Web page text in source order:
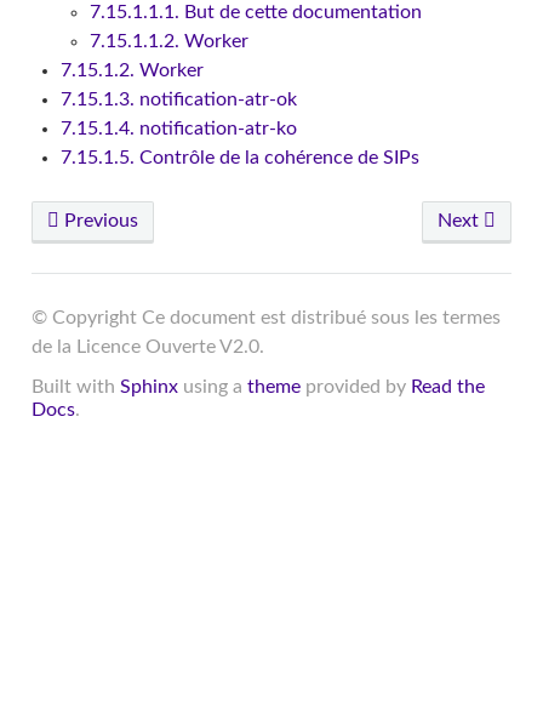
7.15.1.1.1. But de cette documentation
7.15.1.1.2. Worker
7.15.1.2. Worker
7.15.1.3. notification-atr-ok
7.15.1.4. notification-atr-ko
7.15.1.5. Contrôle de la cohérence de SIPs
Previous Next
© Copyright Ce document est distribué sous les termes
de la Licence Ouverte V2.0.
Built with Sphinxusing a themeprovided by Read the
Docs.